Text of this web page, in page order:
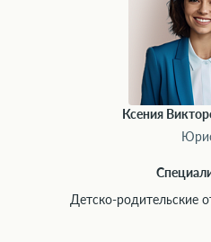
Ксения
Детско-родительские